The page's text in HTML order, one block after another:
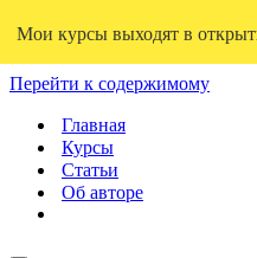
Перейти к содержимому
Главная
Курсы
Статьи
Об авторе
Мои курсы выходят в